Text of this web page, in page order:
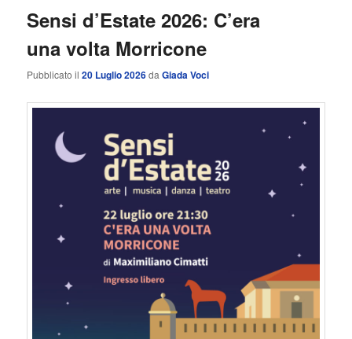
Sensi d’Estate 2026: C’era
una volta Morricone
Pubblicato il20 Luglio 2026daGiada Voci